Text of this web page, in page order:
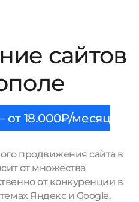
сайтов
от 18.000₽/месяц
продвижения сайта в
от множества
от конкуренции в
Яндекс и Google.